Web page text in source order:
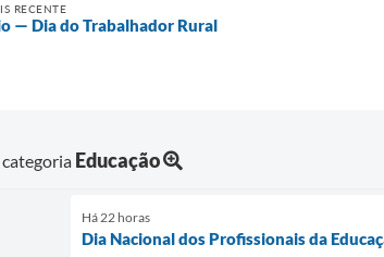
RECENTE
— Dia do Trabalhador Rural
Educação
Há 22 horas
Dia Nacional dos Profissionais da